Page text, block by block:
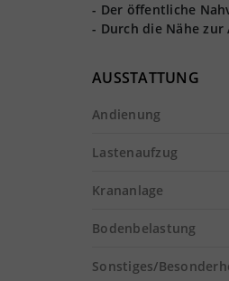
- Der öffentliche
- Durch die Nähe
AUSSTATTUNG
Andienung
Lastenaufzug
Krananlage
Bodenbelastung
Sonstiges/